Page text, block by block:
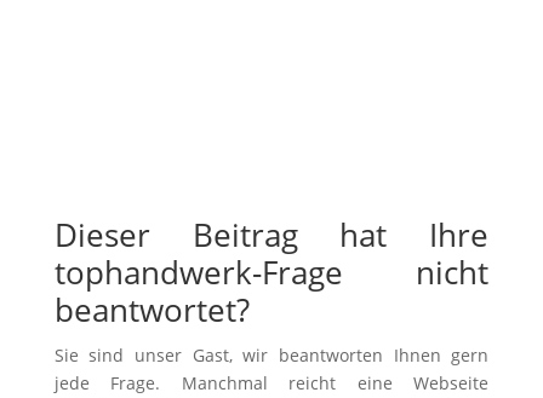
Dieser Beitrag hat Ihre
tophandwerk-Frage nicht
beantwortet?
Sie sind unser Gast, wir beantworten Ihnen gern
jede Frage. Manchmal reicht eine Webseite